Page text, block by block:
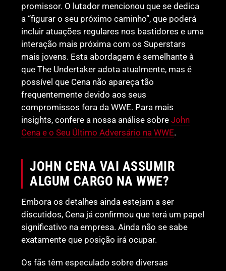
promissor. O lutador mencionou que se dedica
a “figurar o seu próximo caminho”, que poderá
incluir atuações regulares nos bastidores e uma
interação mais próxima com os Superstars
mais jovens. Esta abordagem é semelhante à
que The Undertaker adota atualmente, mas é
possível que Cena não apareça tão
frequentemente devido aos seus
compromissos fora da WWE. Para mais
insights, confere a nossa análise sobreJohn
Cena e o Seu Último Adversário na WWE.
JOHN CENA VAI ASSUMIR
ALGUM CARGO NA WWE?
Embora os detalhes ainda estejam a ser
discutidos, Cena já confirmou que terá um papel
significativo na empresa. Ainda não se sabe
exatamente que posição irá ocupar.
Os fãs têm especulado sobre diversas